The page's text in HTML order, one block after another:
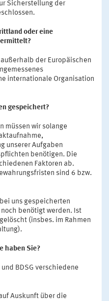
Sicherstellung der
oder eine
der Europäischen
internationale Organisation
gespeichert?
müssen wir solange
unserer Aufgaben
benötigen. Die
Faktoren ab.
sind 6 bzw.
uns gespeicherten
benötigt werden. Ist
(insbes. im Rahmen
haben Sie?
und BDSG verschiedene
Auskunft über die